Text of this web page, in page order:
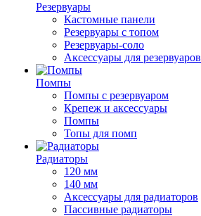
Резервуары
Кастомные панели
Резервуары с топом
Резервуары-соло
Аксессуары для резервуаров
Помпы
Помпы с резервуаром
Крепеж и аксессуары
Помпы
Топы для помп
Радиаторы
120 мм
140 мм
Аксессуары для радиаторов
Пассивные радиаторы